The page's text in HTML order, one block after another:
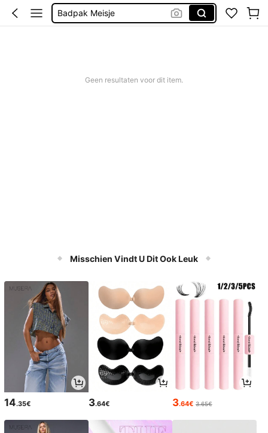
Badpak Meisje
Geen resultaten voor dit item.
Misschien Vindt U Dit Ook Leuk
14.35€ 3.64€ 3.64€ 3.65€